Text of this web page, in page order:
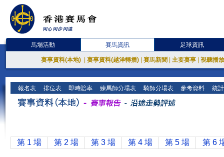
馬場活動 賽馬資訊 足球資訊
賽事資料(本地) 賽事資料(越洋轉播) 賽馬新聞 主要賽事 視聽播
報名表 排位表 即時賠率 練馬師分場表 騎師分場表 參考資料 統
第 1 場 第 2 場 第 3 場 第 4 場 第 5 場 第 6